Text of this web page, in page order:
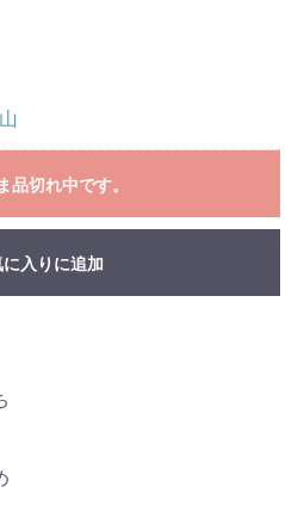
品切れ中です。
に入りに追加